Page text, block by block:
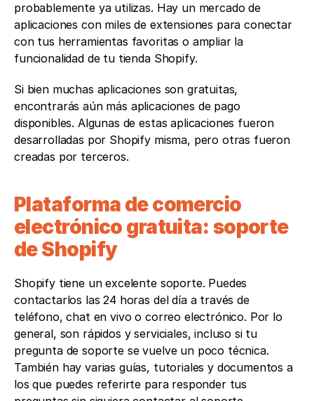
probablemente ya utilizas. Hay un mercado de
aplicaciones con miles de extensiones para conectar
con tus herramientas favoritas o ampliar la
funcionalidad de tu tienda Shopify.
Si bien muchas aplicaciones son gratuitas,
encontrarás aún más aplicaciones de pago
disponibles. Algunas de estas aplicaciones fueron
desarrolladas por Shopify misma, pero otras fueron
creadas por terceros.
Plataforma de comercio
electrónico gratuita: soporte
de Shopify
Shopify tiene un excelente soporte. Puedes
contactarlos las 24 horas del día a través de
teléfono, chat en vivo o correo electrónico. Por lo
general, son rápidos y serviciales, incluso si tu
pregunta de soporte se vuelve un poco técnica.
También hay varias guías, tutoriales y documentos a
los que puedes referirte para responder tus